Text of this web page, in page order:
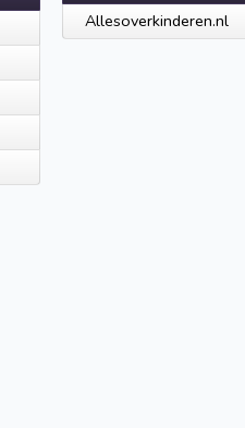
Allesoverkinderen.nl